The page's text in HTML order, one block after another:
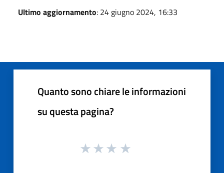
Ultimo aggiornamento: 24 giugno 2024, 16:33
Quanto sono chiare le informazioni
su questa pagina?